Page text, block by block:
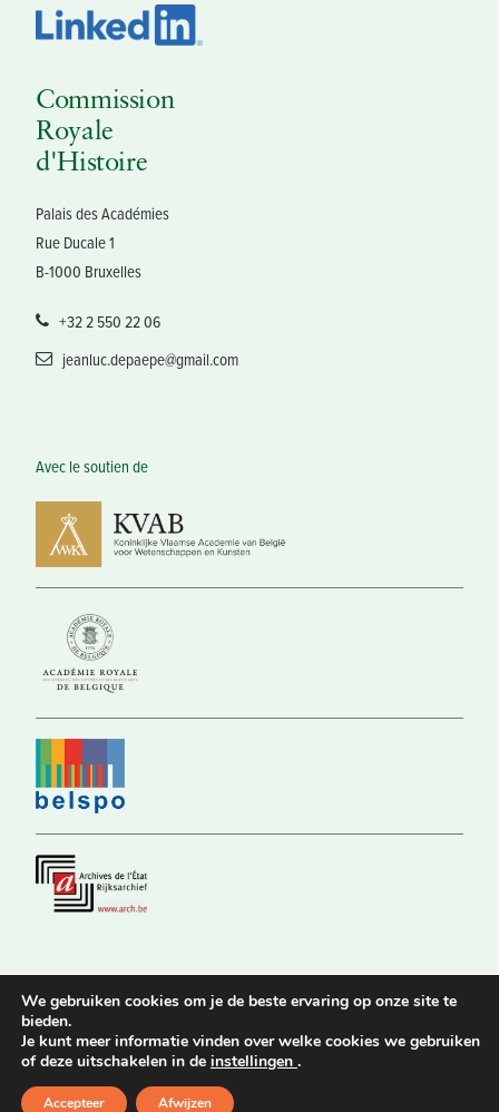
Commission
Royale
d'Histoire
Palais des Académies
Rue Ducale 1
B-1000 Bruxelles
+32 2 550 22 06
jeanluc.depaepe@gmail.com
Avec le soutien de
© 2026 Commission Royale d’Histoire |
d’accessibilité
Website by Stijn Van Nuffelen
We gebruiken cookies om je de beste ervaring op onze site te
bieden.
Je kunt meer informatie vinden over welke cookies we gebruiken
of deze uitschakelen in de instellingen .
Accepteer Afwijzen